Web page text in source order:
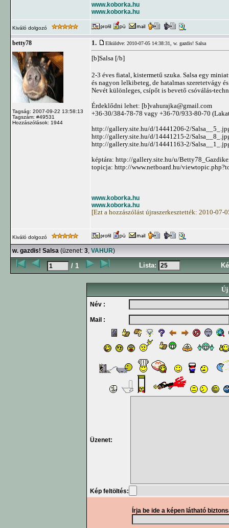
www.koborka.hu
www.koborka.hu
Kiváló dolgozó
betty78
Tagság: 2007-09-22 13:58:13
Tagszám: #49531
Hozzászólások: 1944
1. Elküldve: 2010-07-05 14:38:31, w. gazdis! Salsa
[b]Salsa [/b]
2-3 éves fiatal, kistermetű szuka. Salsa egy
és nagyon lelkibeteg, de hatalmas szeretetvágy
Nevét különleges, csípőt is bevető csóválás-
Érdeklődni lehet: [b]vahurajka@gmail.com
+36-30/384-78-78 vagy +36-70/933-80-70
http://gallery.site.hu/d/14441206-2/
http://gallery.site.hu/d/14441215-2/
http://gallery.site.hu/d/14441163-2/
képtára: http://gallery.site.hu/u/
topicja: http://www.netboard.hu/
www.koborka.hu
www.koborka.hu
[Ezt a hozzászólást újraszerkesztették: 2010-07-
Kiváló dolgozó
w. gazdis! Salsa (üzenet: 3, VAHUR)
/ 1 Lista:
Új
Név :
Mail :
Üzenet:
Kép feltöltés:
Írja be ide a képen látható